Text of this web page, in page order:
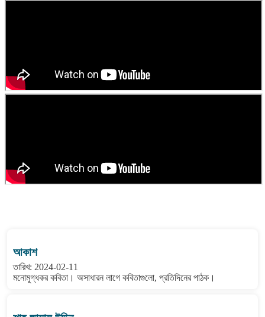
আকাশ
তারিখ: 2024-02-11
মনোমুগ্ধকর কবিতা। অসাধারন লাগে কবিতাগুলো, প্রতিদিনের পাঠক।